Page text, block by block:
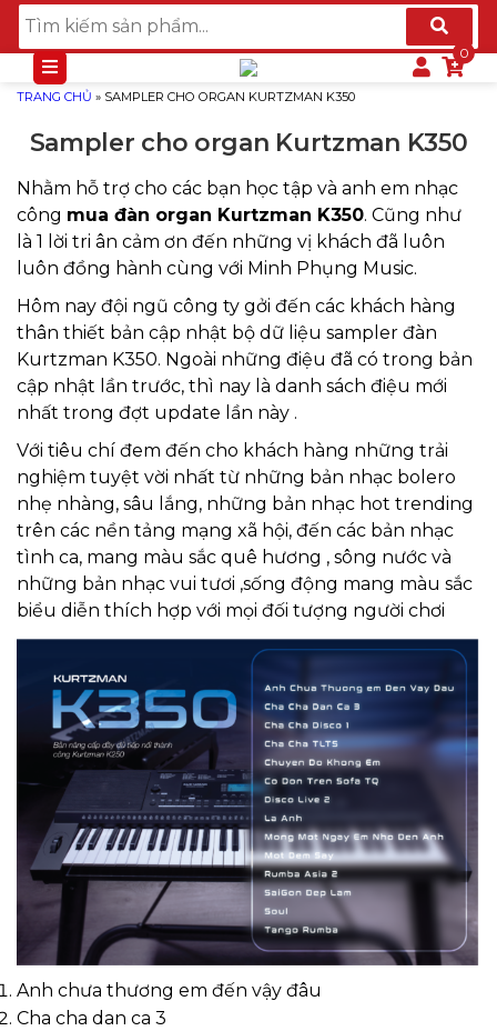
TRANG CHỦ » SAMPLER CHO ORGAN KURTZMAN K350
Sampler cho organ Kurtzman K350
Nhằm hỗ trợ cho các bạn học tập và anh em nhạc
công mua đàn organ Kurtzman K350. Cũng như
là 1 lời tri ân cảm ơn đến những vị khách đã luôn
luôn đồng hành cùng với Minh Phụng Music.
Hôm nay đội ngũ công ty gởi đến các khách hàng
thân thiết bản cập nhật bộ dữ liệu sampler đàn
Kurtzman K350. Ngoài những điệu đã có trong bản
cập nhật lần trước, thì nay là danh sách điệu mới
nhất trong đợt update lần này .
Với tiêu chí đem đến cho khách hàng những trải
nghiệm tuyệt vời nhất từ những bản nhạc bolero
nhẹ nhàng, sâu lắng, những bản nhạc hot trending
trên các nền tảng mạng xã hội, đến các bản nhạc
tình ca, mang màu sắc quê hương , sông nước và
những bản nhạc vui tươi ,sống động mang màu sắc
biểu diễn thích hợp với mọi đối tượng người chơi
Anh chưa thương em đến vậy đâu
Cha cha dan ca 3